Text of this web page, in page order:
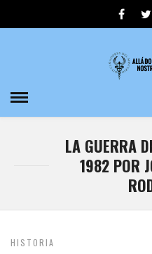
LA GUERRA
1982 POR
HISTORIA